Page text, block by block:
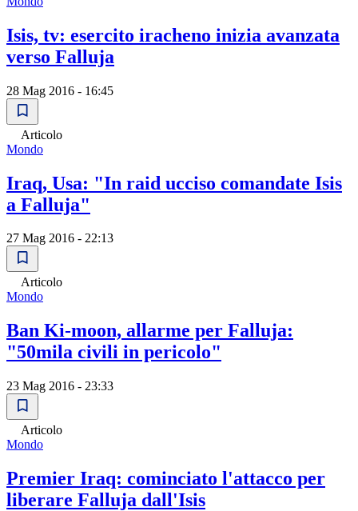
Isis, tv: esercito iracheno inizia avanzata
verso Falluja
28 Mag 2016 - 16:45
Articolo
Mondo
Iraq, Usa: "In raid ucciso comandate Isis
a Falluja"
27 Mag 2016 - 22:13
Articolo
Mondo
Ban Ki-moon, allarme per Falluja:
"50mila civili in pericolo"
23 Mag 2016 - 23:33
Articolo
Mondo
Premier Iraq: cominciato l'attacco per
liberare Falluja dall'Isis